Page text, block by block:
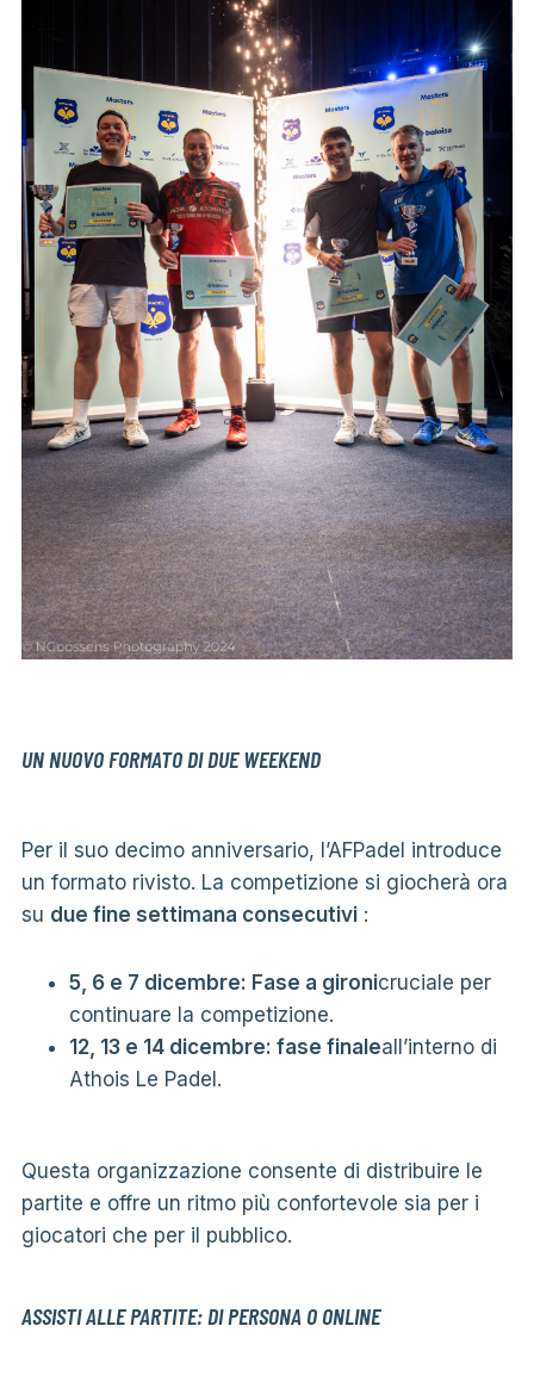
UN NUOVO FORMATO DI DUE WEEKEND
Per il suo decimo anniversario, l’AFPadel introduce
un formato rivisto. La competizione si giocherà ora
su due fine settimana consecutivi:
5, 6 e 7 dicembre: Fase a gironicruciale per
continuare la competizione.
12, 13 e 14 dicembre: fase finaleall’interno di
Athois Le Padel.
Questa organizzazione consente di distribuire le
partite e offre un ritmo più confortevole sia per i
giocatori che per il pubblico.
ASSISTI ALLE PARTITE: DI PERSONA O ONLINE